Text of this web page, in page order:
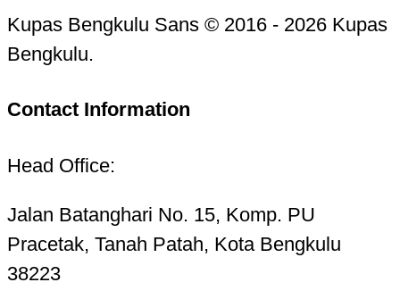
Kupas Bengkulu Sans © 2016 - 2026 Kupas
Bengkulu.
Contact Information
Head Office:
Jalan Batanghari No. 15, Komp. PU
Pracetak, Tanah Patah, Kota Bengkulu
38223